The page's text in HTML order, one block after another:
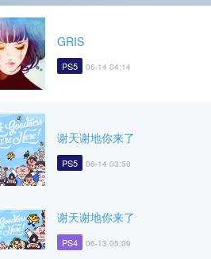
GRIS
PS5 06-14 04:14
谢天谢地你来了
PS5 06-14 03:50
谢天谢地你来了
PS4 06-13 05:09